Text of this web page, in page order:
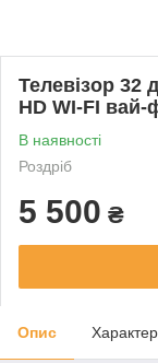
Телевізор 32
HD WI-FI вай-
В наявності
Роздріб
5 500 ₴
Опис